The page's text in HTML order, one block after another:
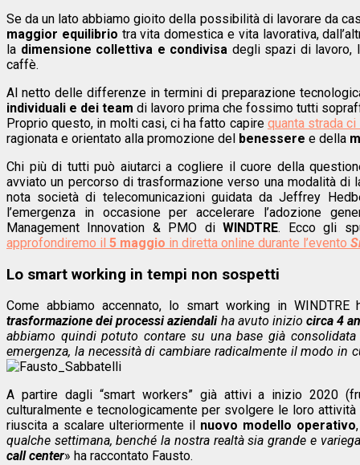
Se da un lato abbiamo gioito della possibilità di lavorare da
maggior equilibrio tra vita domestica e vita lavorativa,
la dimensione collettiva e condivisa degli spazi di lavoro,
caffè.
Al netto delle differenze in termini di preparazione
individuali e dei team di lavoro prima che fossimo tutti
Proprio questo, in molti casi, ci ha fatto capire quanta strada
ragionata e orientato alla promozione del benessere e della
Chi più di tutti può aiutarci a cogliere il cuore della
avviato un percorso di trasformazione verso una modalità di
nota società di telecomunicazioni guidata da Jeffrey
l’emergenza in occasione per accelerare l’adozione
Management Innovation & PMO diWINDTRE. Ecco gli
approfondiremo il 5 maggio in diretta online durante l’evento
Lo smart working in tempi non sospetti
Come abbiamo accennato, lo smart working in
trasformazione dei processi aziendaliha avuto inizio circa 4
abbiamo quindi potuto contare su una base già
emergenza, la necessità di cambiare radicalmente il modo
A partire dagli “smart workers” già attivi a inizio 2020
culturalmente e tecnologicamente per svolgere le loro
riuscita a scalare ulteriormente il nuovo modello operativo
qualche settimana, benché la nostra realtà sia grande e
call center» ha raccontato Fausto.